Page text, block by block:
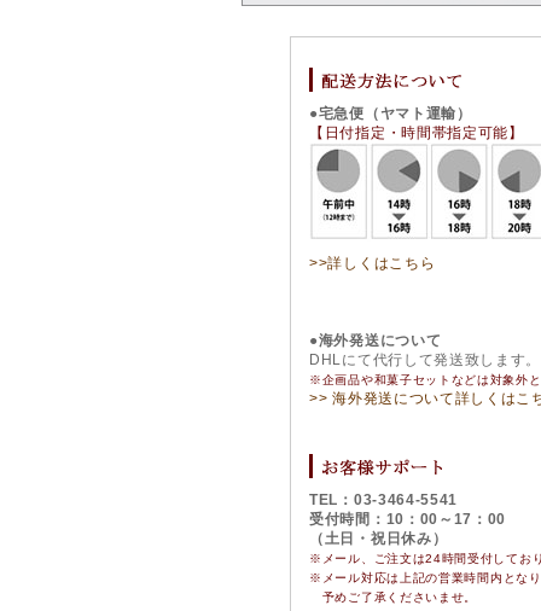
●宅急便（ヤマト運輸）
【日付指定・時間帯指定可能】
>>詳しくはこちら
●海外発送について
DHLにて代行して発送致します。
※企画品や和菓子セットなどは対象外
>> 海外発送について詳しくはこ
TEL：03-3464-5541
受付時間：10：00～17：00
（土日・祝日休み）
※メール、ご注文は24時間受付してお
※ メール対応は上記の営業時間内とな
予めご了承くださいませ。